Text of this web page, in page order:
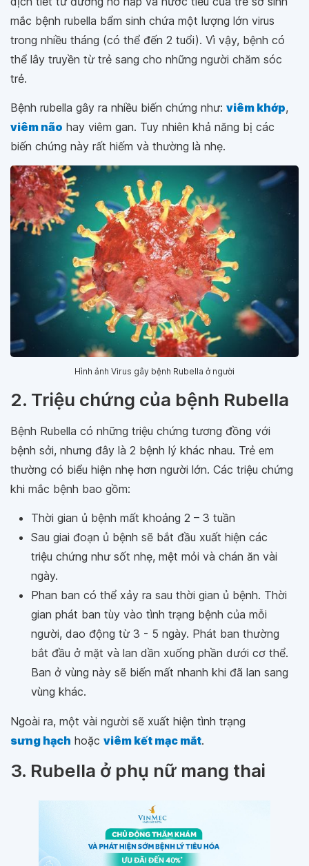
mắc bệnh rubella bẩm sinh chứa một lượng lớn virus
trong nhiều tháng (có thể đến 2 tuổi). Vì vậy, bệnh có
thể lây truyền từ trẻ sang cho những người chăm sóc
trẻ.
Bệnh rubella gây ra nhiều biến chứng như: viêm khớp,
viêm não hay viêm gan. Tuy nhiên khả năng bị các
biến chứng này rất hiếm và thường là nhẹ.
Hình ảnh Virus gây bệnh Rubella ở người
2. Triệu chứng của bệnh Rubella
Bệnh Rubella có những triệu chứng tương đồng với
bệnh sởi, nhưng đây là 2 bệnh lý khác nhau. Trẻ em
thường có biểu hiện nhẹ hơn người lớn. Các triệu chứng
khi mắc bệnh bao gồm:
Thời gian ủ bệnh mất khoảng 2 – 3 tuần
Sau giai đoạn ủ bệnh sẽ bắt đầu xuất hiện các
triệu chứng như sốt nhẹ, mệt mỏi và chán ăn vài
ngày.
Phan ban có thể xảy ra sau thời gian ủ bệnh. Thời
gian phát ban tùy vào tình trạng bệnh của mỗi
người, dao động từ 3 - 5 ngày. Phát ban thường
bắt đầu ở mặt và lan dần xuống phần dưới cơ thể.
Ban ở vùng này sẽ biến mất nhanh khi đã lan sang
vùng khác.
Ngoài ra, một vài người sẽ xuất hiện tình trạng
sưng hạch hoặc viêm kết mạc mắt.
3. Rubella ở phụ nữ mang thai